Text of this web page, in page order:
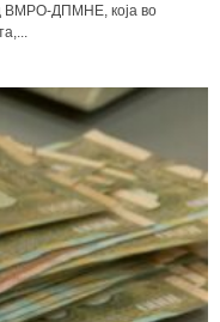
ВМРО-ДПМНЕ, која во